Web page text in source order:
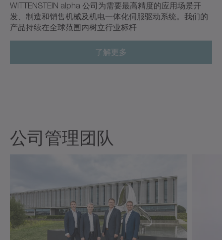
WITTENSTEIN alpha 公司为需要最高精度的应用场景开
发、制造和销售机械及机电一体化伺服驱动系统。我们的
产品持续在全球范围内树立行业标杆
了解更多
公司管理团队